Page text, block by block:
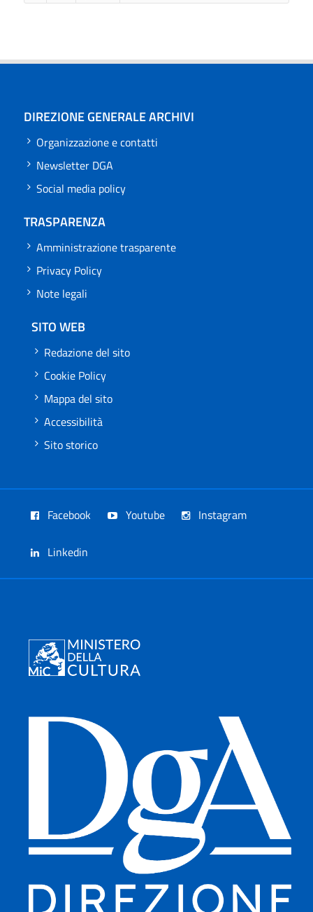
DIREZIONE GENERALE ARCHIVI
Organizzazione e contatti
Newsletter DGA
Social media policy
TRASPARENZA
Amministrazione trasparente
Privacy Policy
Note legali
SITO WEB
Redazione del sito
Cookie Policy
Mappa del sito
Accessibilità
Sito storico
Facebook Youtube Instagram
Linkedin